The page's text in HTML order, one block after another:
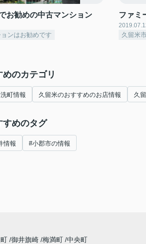
お勧めの中古マンション
ンはお勧めです
ファミ
久留米
めのカテゴリ
町情報 久留米のおすすめのお店情報 久
すめのタグ
情報 #小郡市の情報
御井旗崎 梅満町 中央町